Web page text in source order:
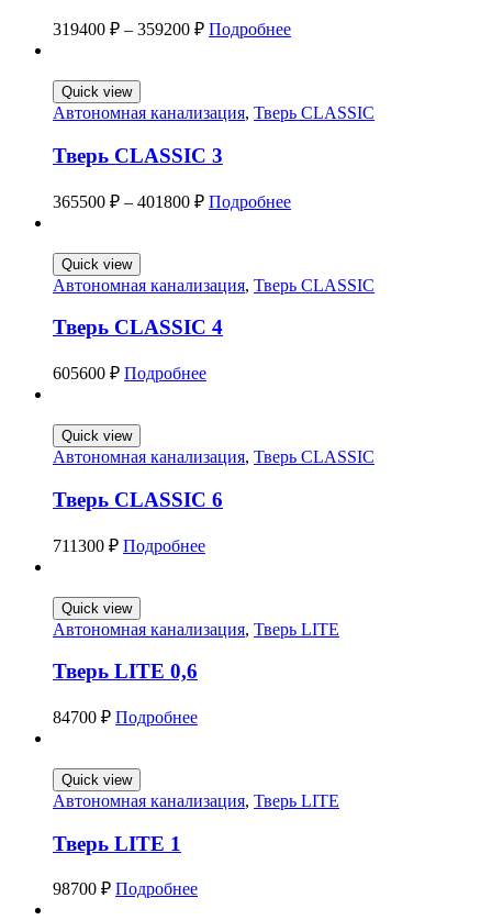
319400 ₽ – 359200 ₽ Подробнее
Quick view
Автономная канализация, Тверь CLASSIC
Тверь CLASSIC 3
365500 ₽ – 401800 ₽ Подробнее
Quick view
Автономная канализация, Тверь CLASSIC
Тверь CLASSIC 4
605600 ₽ Подробнее
Quick view
Автономная канализация, Тверь CLASSIC
Тверь CLASSIC 6
711300 ₽ Подробнее
Quick view
Автономная канализация, Тверь LITE
Тверь LITE 0,6
84700 ₽ Подробнее
Quick view
Автономная канализация, Тверь LITE
Тверь LITE 1
98700 ₽ Подробнее